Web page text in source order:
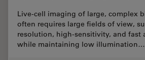
Live‑cell imaging of large, complex
often requires large fields of view,
resolution, high-sensitivity, and fast
while maintaining low illumination…